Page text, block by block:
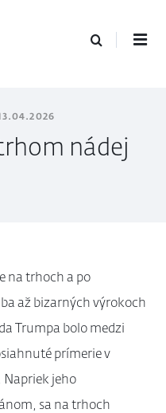
nádej
na trhoch a po
až bizarných výrokoch
Trumpa bolo medzi
prímerie v
Napriek jeho
sa na trhoch